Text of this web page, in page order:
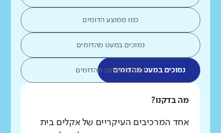
כמו ממוצע הדומים
נמוכים במעט מהדומים
נמוכים במעט מהדומיםנמוכים בהרבה מהדומים
מה בדקנו?
אחד המרכיבים העיקריים של אקלים בית